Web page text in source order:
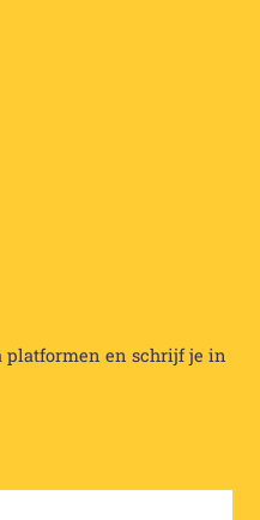
platformen en schrijf je in